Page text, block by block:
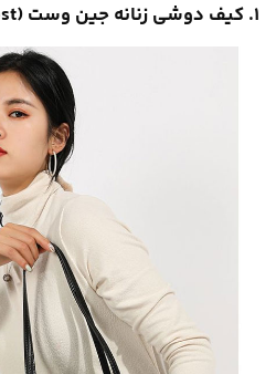
۱. کیف دوشی زنانه جین وست (Jeanswest)